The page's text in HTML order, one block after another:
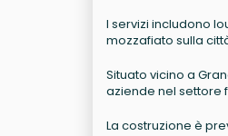
I servizi includono
mozzafiato sulla
Situato vicino a
aziende nel settore
La costruzione è